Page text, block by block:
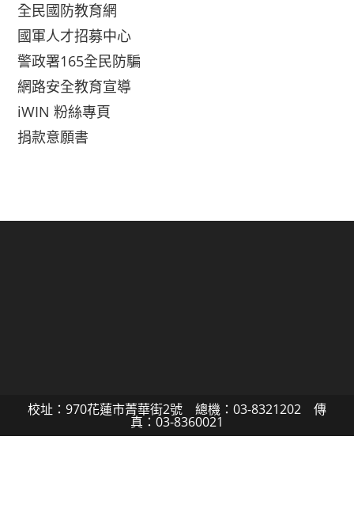
全民國防教育網
國軍人才招募中心
警政署165全民防騙
網路安全教育宣導
iWIN 粉絲專頁
捐款意願書
校址：970花蓮市菁華街2號 總機：03-8321202 傳
真：03-8360021